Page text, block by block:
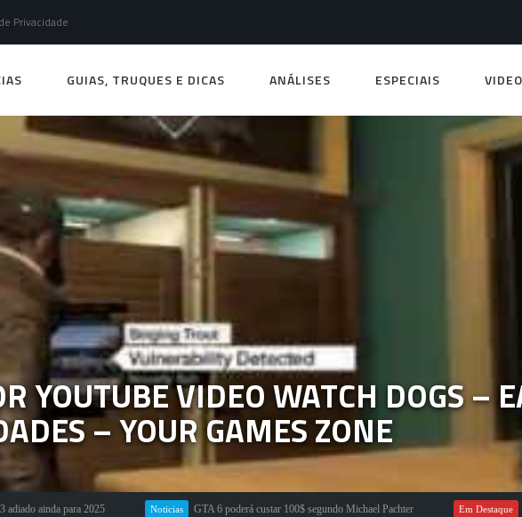
Privacidade
GUIAS, TRUQUES E DICAS ANÁLISES ESPECIAIS
YOUTUBE VIDEO WATCH DOGS –
– YOUR GAMES ZONE
para 2025 Noticias GTA 6 poderá custar 100$ segundo Michael Pachter Em Destaque